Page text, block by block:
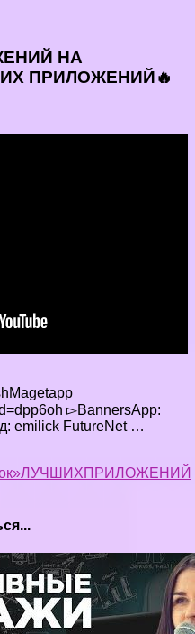
НА
ПРИЛОЖЕНИЙ🔥
▻BannersApp:
emilick FutureNet …
ЛУЧШИХПРИЛОЖЕНИЙ